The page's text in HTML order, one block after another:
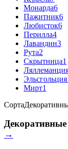
Монарда6
Пажитник6
Любисток6
Перилла4
Лавандин3
Рута2
Скрытница1
Эльсгольция
Мирт1
Сорта
Декоративные
→